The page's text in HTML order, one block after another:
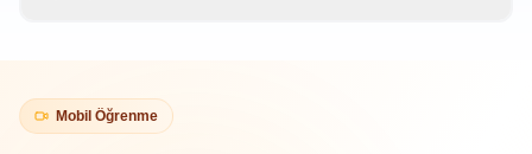
Mobil Öğrenme